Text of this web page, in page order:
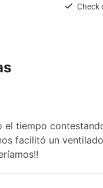
Check
el tiempo
facilitó un